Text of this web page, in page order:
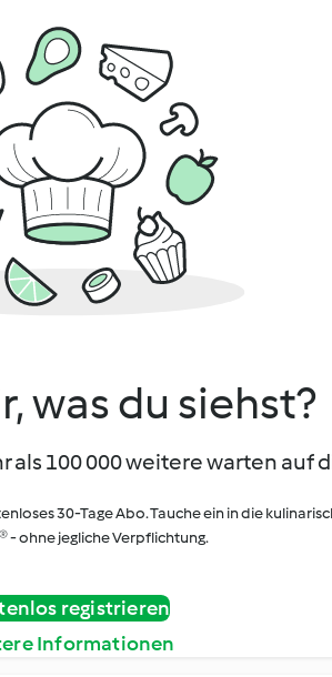
was du siehst?
als 100 000 weitere warten auf
30-Tage Abo. Tauche ein in die
- ohne jegliche Verpflichtung.
registrieren
Informationen